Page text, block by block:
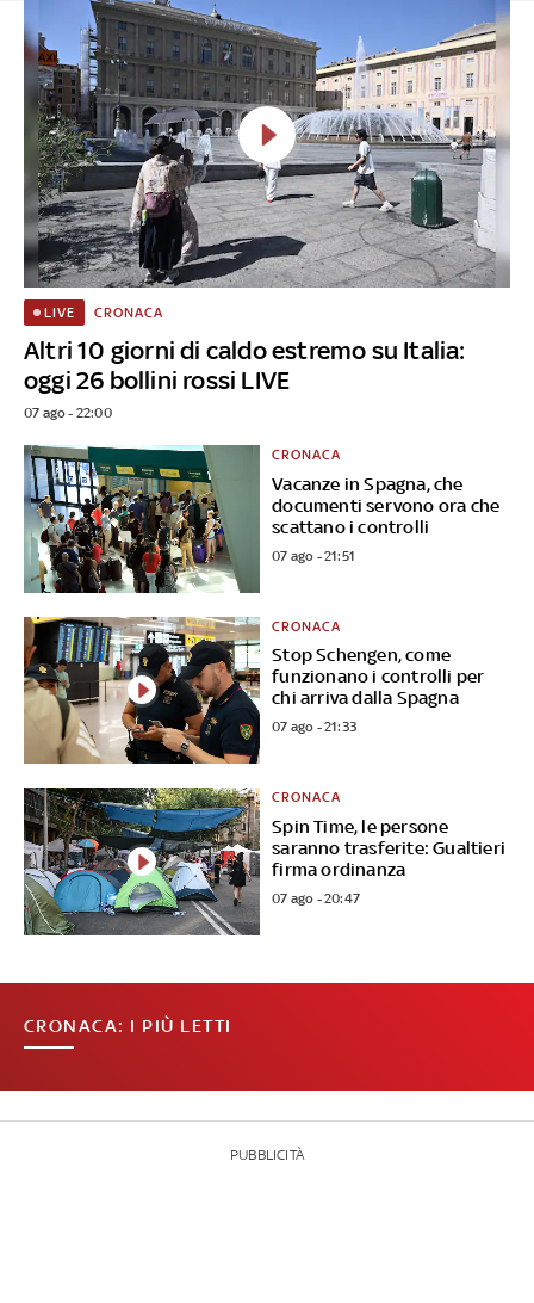
Altri 10 giorni di caldo estremo su Italia:
oggi 26 bollini rossi LIVE
LIVE CRONACA
07 ago - 22:00
Vacanze in Spagna, che
documenti servono ora che
scattano i controlli
CRONACA
07 ago - 21:51
Stop Schengen, come
funzionano i controlli per
chi arriva dalla Spagna
CRONACA
07 ago - 21:33
Spin Time, le persone
saranno trasferite: Gualtieri
firma ordinanza
CRONACA
07 ago - 20:47
CRONACA: I PIÙ LETTI
PUBBLICITÀ